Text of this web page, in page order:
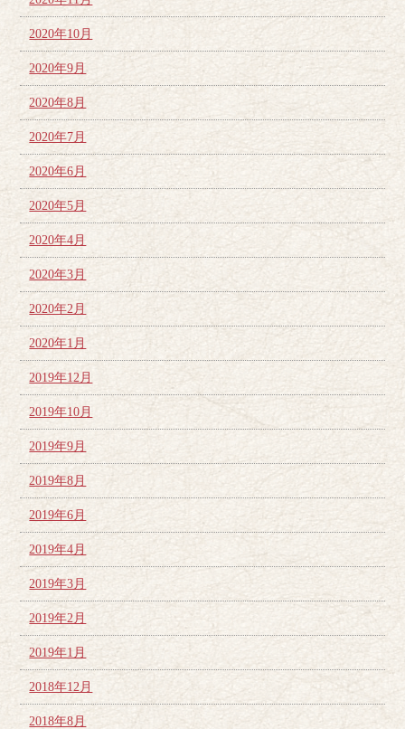
2020年10月
2020年9月
2020年8月
2020年7月
2020年6月
2020年5月
2020年4月
2020年3月
2020年2月
2020年1月
2019年12月
2019年10月
2019年9月
2019年8月
2019年6月
2019年4月
2019年3月
2019年2月
2019年1月
2018年12月
2018年8月